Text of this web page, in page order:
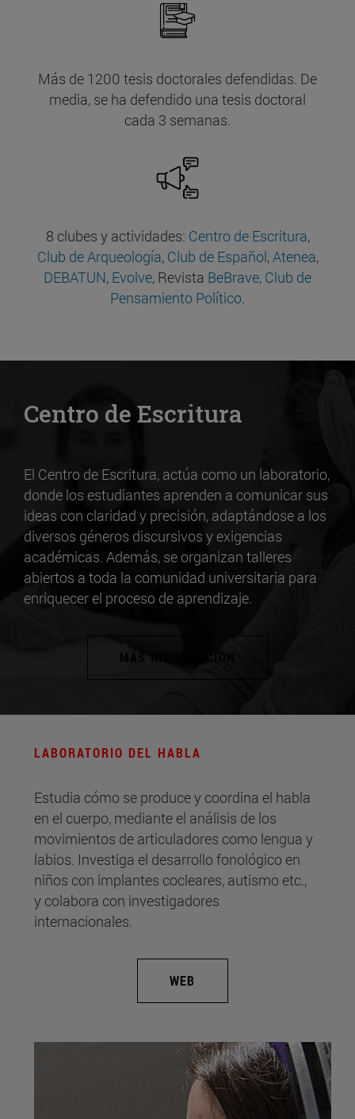
Más de 1200 tesis doctorales defendidas. De
media, se ha defendido una tesis doctoral
cada 3 semanas.
8 clubes y actividades: Centro de Escritura,
Club de Arqueología, Club de Español,Atenea,
DEBATUN, Evolve, Revista BeBrave, Club de
Pensamiento Político.
Centro de Escritura
El Centro de Escritura, actúa como un laboratorio,
donde los estudiantes aprenden a comunicar sus
ideas con claridad y precisión, adaptándose a los
diversos géneros discursivos y exigencias
académicas. Además, se organizan talleres
abiertos a toda la comunidad universitaria para
enriquecer el proceso de aprendizaje.
MÁS INFORMACIÓN
LABORATORIO DEL HABLA
Estudia cómo se produce y coordina el habla
en el cuerpo, mediante el análisis de los
movimientos de articuladores como lengua y
labios. Investiga el desarrollo fonológico en
niños con implantes cocleares, autismo etc.,
y colabora con investigadores
internacionales.
WEB